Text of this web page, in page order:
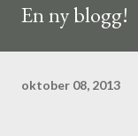
En ny blogg!
oktober 08, 2013